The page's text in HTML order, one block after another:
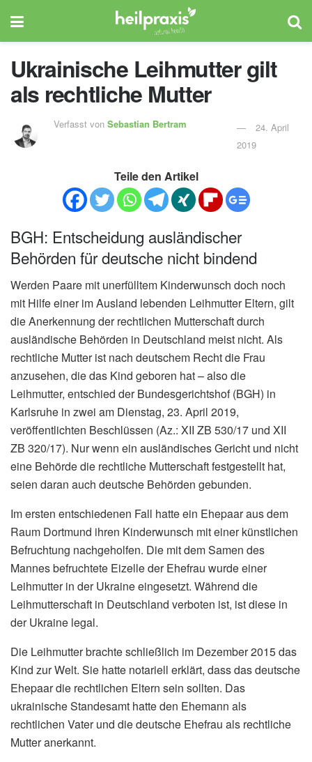
Ukrainische Leihmutter gilt
als rechtliche Mutter
Verfasst vonSebastian Bertram
24. April
2019
Teile den Artikel
BGH: Entscheidung ausländischer
Behörden für deutsche nicht bindend
Werden Paare mit unerfülltem Kinderwunsch doch noch
mit Hilfe einer im Ausland lebenden Leihmutter Eltern, gilt
die Anerkennung der rechtlichen Mutterschaft durch
ausländische Behörden in Deutschland meist nicht. Als
rechtliche Mutter ist nach deutschem Recht die Frau
anzusehen, die das Kind geboren hat – also die
Leihmutter, entschied der Bundesgerichtshof (BGH) in
Karlsruhe in zwei am Dienstag, 23. April 2019,
veröffentlichten Beschlüssen (Az.: XII ZB 530/17 und XII
ZB 320/17). Nur wenn ein ausländisches Gericht und nicht
eine Behörde die rechtliche Mutterschaft festgestellt hat,
seien daran auch deutsche Behörden gebunden.
Im ersten entschiedenen Fall hatte ein Ehepaar aus dem
Raum Dortmund ihren Kinderwunsch mit einer künstlichen
Befruchtung nachgeholfen. Die mit dem Samen des
Mannes befruchtete Eizelle der Ehefrau wurde einer
Leihmutter in der Ukraine eingesetzt. Während die
Leihmutterschaft in Deutschland verboten ist, ist diese in
der Ukraine legal.
Die Leihmutter brachte schließlich im Dezember 2015 das
Kind zur Welt. Sie hatte notariell erklärt, dass das deutsche
Ehepaar die rechtlichen Eltern sein sollten. Das
ukrainische Standesamt hatte den Ehemann als
rechtlichen Vater und die deutsche Ehefrau als rechtliche
Mutter anerkannt.